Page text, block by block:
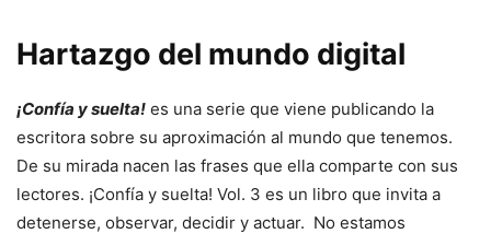
Hartazgo del mundo digital
¡Confía y suelta! es una serie que viene publicando la
escritora sobre su aproximación al mundo que tenemos.
De su mirada nacen las frases que ella comparte con sus
lectores. ¡Confía y suelta! Vol. 3 es un libro que invita a
detenerse, observar, decidir y actuar. No estamos